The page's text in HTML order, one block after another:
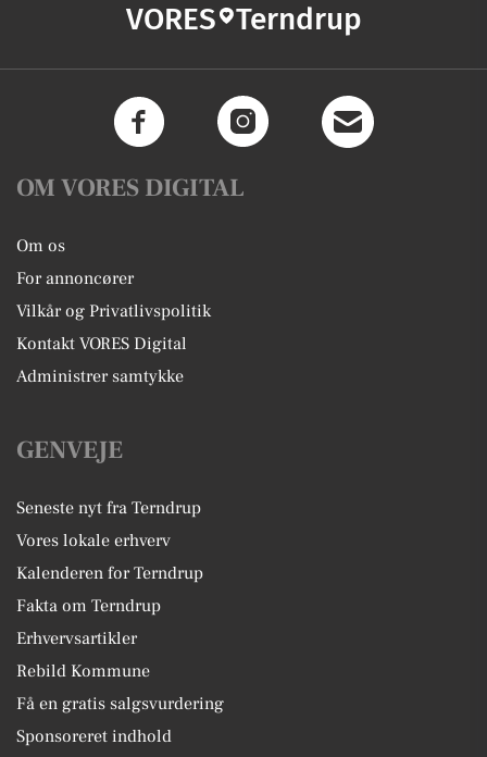
VORES Terndrup
OM VORES DIGITAL
Om os
For annoncører
Vilkår og Privatlivspolitik
Kontakt VORES Digital
Administrer samtykke
GENVEJE
Seneste nyt fra Terndrup
Vores lokale erhverv
Kalenderen for Terndrup
Fakta om Terndrup
Erhvervsartikler
Rebild Kommune
Få en gratis salgsvurdering
Sponsoreret indhold